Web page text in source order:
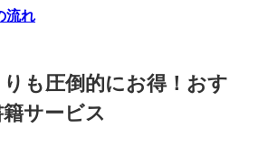
流れ
も圧倒的にお得！おす
サービス